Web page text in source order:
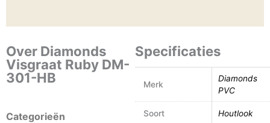
Over Diamonds
Visgraat Ruby DM-
301-HB
Categorieën
Specificaties
Merk
Diamonds
PVC
Soort Houtlook